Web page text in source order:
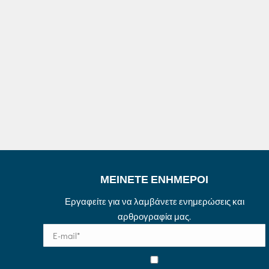
ΜΕΙΝΕΤΕ ΕΝΗΜΕΡΟΙ
Εργαφείτε για να λαμβάνετε ενημερώσεις και
αρθρογραφία μας.